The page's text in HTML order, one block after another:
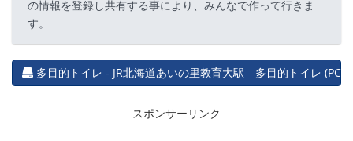
の情報を登録し共有する事により、みんなで作って行きま
す。
多目的トイレ - JR北海道あいの里教育大駅 多目的トイレ (PC)
スポンサーリンク